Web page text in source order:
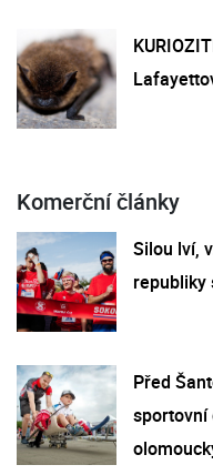
Komerční články
Silou lví,
republiky
Před
sportovní